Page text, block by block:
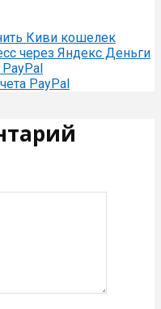
Киви кошелек
через Яндекс Деньги
PayPal